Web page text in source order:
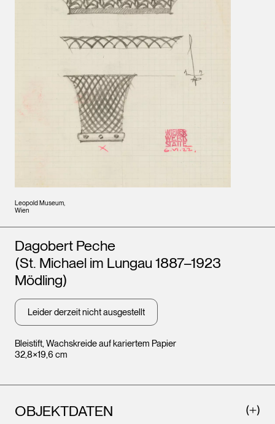
Leopold Museum,
Wien
Bleistift, Wachskreide auf kariertem Papier
32,8×19,6 cm
Künstler*innen
Dagobert Peche
(St. Michael im Lungau 1887–1923
Mödling)
Leider derzeit nicht ausgestellt
OBJEKTDATEN